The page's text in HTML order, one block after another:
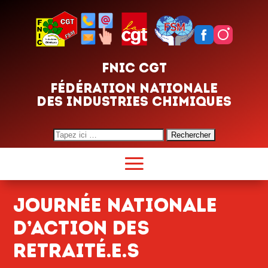
FNIC CGT
FÉDÉRATION NATIONALE
DES INDUSTRIES CHIMIQUES
Search
for:
JOURNÉE NATIONALE
D’ACTION DES
RETRAITÉ.E.S